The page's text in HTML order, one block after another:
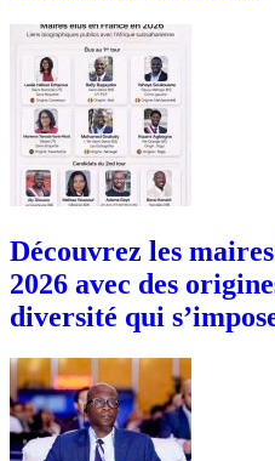
Découvrez les
2026 avec des
diversité qui